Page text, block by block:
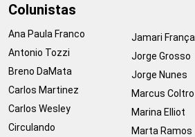
Colunistas
Ana Paula Franco
Antonio Tozzi
Breno DaMata
Carlos Martinez
Carlos Wesley
Circulando
Jamari França
Jorge Grosso
Jorge Nunes
Marcus Coltro
Marina Elliot
Marta Ramos